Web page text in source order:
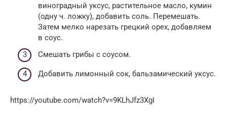
виноградный уксус, растительное масло, кумин
(одну ч. ложку), добавить соль. Перемешать.
Затем мелко нарезать грецкий орех, добавляем
в соус.
Смешать грибы с соусом.
Добавить лимонный сок, бальзамический уксус.
https://youtube.com/watch?v=9KLhJfz3XgI